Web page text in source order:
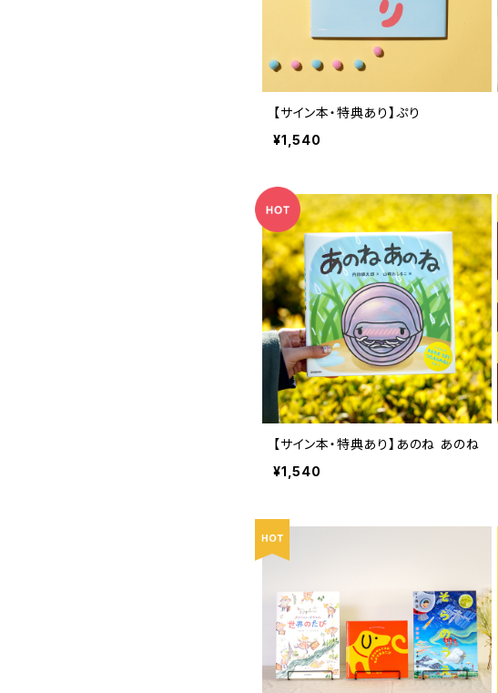
【サイン本・特典あり】ぷり
¥1,540
【サイン本・特典あり】あのね あのね
¥1,540